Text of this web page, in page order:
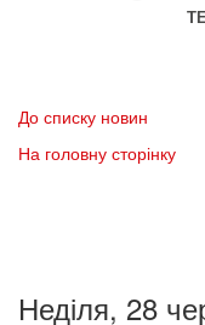
До списку новин
На головну сторінку
Неділя, 28